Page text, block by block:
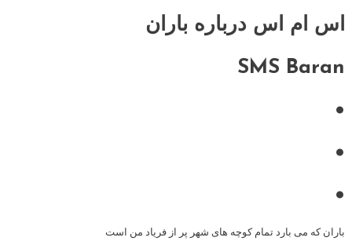
اس ام اس درباره باران
SMS Baran
•
•
•
باران که می بارد تمام کوچه های شهر پر از فریاد من است